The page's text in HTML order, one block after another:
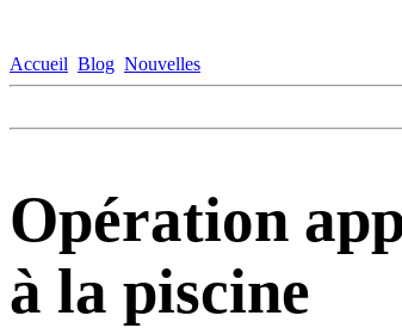
Accueil Blog Nouvelles
Opération
à la piscine